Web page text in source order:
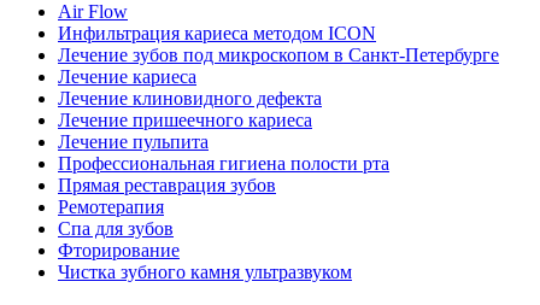
Air Flow
Инфильтрация кариеса методом ICON
Лечение зубов под микроскопом в Санкт-Петербурге
Лечение кариеса
Лечение клиновидного дефекта
Лечение пришеечного кариеса
Лечение пульпита
Профессиональная гигиена полости рта
Прямая реставрация зубов
Ремотерапия
Спа для зубов
Фторирование
Чистка зубного камня ультразвуком